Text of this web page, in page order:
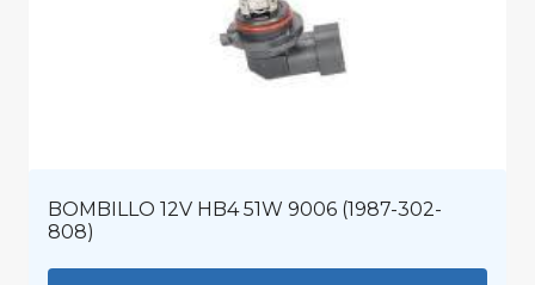
BOMBILLO 12V HB4 51W 9006 (1987-302-
808)